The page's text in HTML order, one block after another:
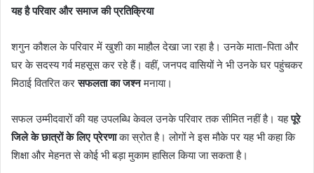
यह है परिवार और समाज की प्रतिक्रिया
शगुन कौशल के परिवार में खुशी का माहौल देखा जा रहा है। उनके माता-पिता और
घर के सदस्य गर्व महसूस कर रहे हैं। वहीं, जनपद वासियों ने भी उनके घर पहुंचकर
मिठाई वितरित करसफलता का जश्नमनाया।
सफल उम्मीदवारों की यह उपलब्धि केवल उनके परिवार तक सीमित नहीं है। यहपूरे
जिले के छात्रों के लिए प्रेरणाका स्रोत है। लोगों ने इस मौके पर यह भी कहा कि
शिक्षा और मेहनत से कोई भी बड़ा मुकाम हासिल किया जा सकता है।